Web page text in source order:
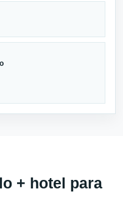
+ hotel para